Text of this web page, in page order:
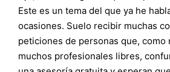
Este es un tema del que ya he
ocasiones. Suelo recibir muchas
peticiones de personas que, como
muchos profesionales libres,